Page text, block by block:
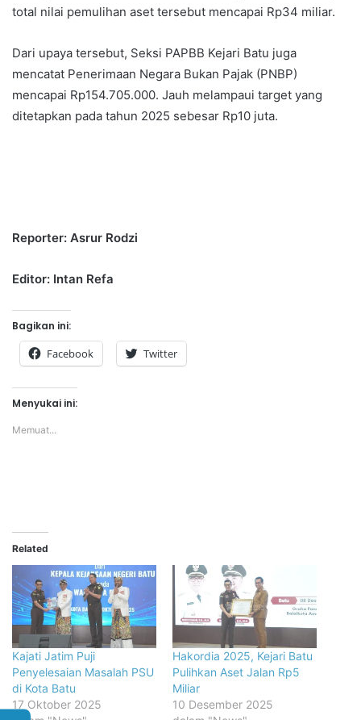
total nilai pemulihan aset tersebut mencapai Rp34 miliar.
Dari upaya tersebut, Seksi PAPBB Kejari Batu juga
mencatat Penerimaan Negara Bukan Pajak (PNBP)
mencapai Rp154.705.000. Jauh melampaui target yang
ditetapkan pada tahun 2025 sebesar Rp10 juta.
Reporter: Asrur Rodzi
Editor: Intan Refa
Bagikan ini:
Facebook Twitter
Menyukai ini:
Memuat...
Related
Kajati Jatim Puji
Penyelesaian Masalah PSU
di Kota Batu
17 Oktober 2025
Hakordia 2025, Kejari Batu
Pulihkan Aset Jalan Rp5
Miliar
10 Desember 2025